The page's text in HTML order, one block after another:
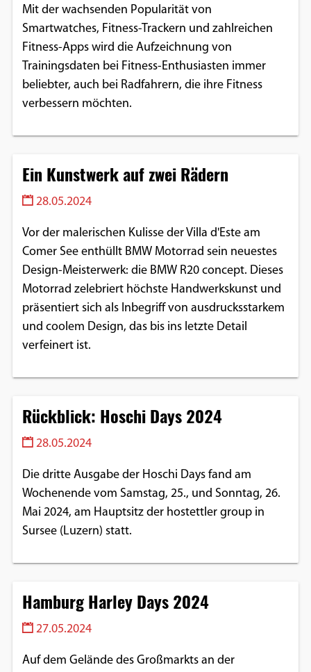
Mit der wachsenden Popularität von
Smartwatches, Fitness-Trackern und zahlreichen
Fitness-Apps wird die Aufzeichnung von
Trainingsdaten bei Fitness-Enthusiasten immer
beliebter, auch bei Radfahrern, die ihre Fitness
verbessern möchten.
Ein Kunstwerk auf zwei Rädern
28.05.2024
Vor der malerischen Kulisse der Villa d'Este am
Comer See enthüllt BMW Motorrad sein neuestes
Design-Meisterwerk: die BMW R20 concept. Dieses
Motorrad zelebriert höchste Handwerkskunst und
präsentiert sich als Inbegriff von ausdrucksstarkem
und coolem Design, das bis ins letzte Detail
verfeinert ist.
Rückblick: Hoschi Days 2024
28.05.2024
Die dritte Ausgabe der Hoschi Days fand am
Wochenende vom Samstag, 25., und Sonntag, 26.
Mai 2024, am Hauptsitz der hostettler group in
Sursee (Luzern) statt.
Hamburg Harley Days 2024
27.05.2024
Auf dem Gelände des Großmarkts an der